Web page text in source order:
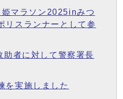
マラソン2025inみつ
リスランナーとして参
助者に対して警察署長
を実施しました